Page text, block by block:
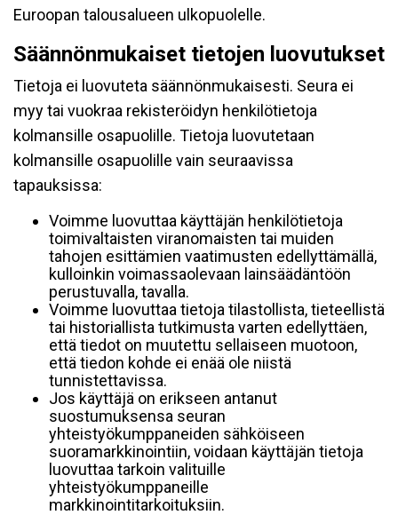
Euroopan talousalueen ulkopuolelle.
Säännönmukaiset tietojen luovutukset
Tietoja ei luovuteta säännönmukaisesti. Seura ei
myy tai vuokraa rekisteröidyn henkilötietoja
kolmansille osapuolille. Tietoja luovutetaan
kolmansille osapuolille vain seuraavissa
tapauksissa:
Voimme luovuttaa käyttäjän henkilötietoja
toimivaltaisten viranomaisten tai muiden
tahojen esittämien vaatimusten edellyttämällä,
kulloinkin voimassaolevaan lainsäädäntöön
perustuvalla, tavalla.
Voimme luovuttaa tietoja tilastollista, tieteellistä
tai historiallista tutkimusta varten edellyttäen,
että tiedot on muutettu sellaiseen muotoon,
että tiedon kohde ei enää ole niistä
tunnistettavissa.
Jos käyttäjä on erikseen antanut
suostumuksensa seuran
yhteistyökumppaneiden sähköiseen
suoramarkkinointiin, voidaan käyttäjän tietoja
luovuttaa tarkoin valituille
yhteistyökumppaneille
markkinointitarkoituksiin.